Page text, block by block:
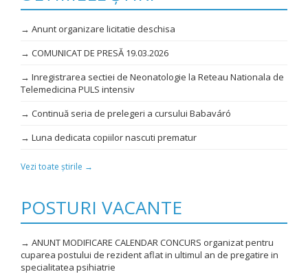
→ Anunt organizare licitatie deschisa
→ COMUNICAT DE PRESĂ 19.03.2026
→ Inregistrarea sectiei de Neonatologie la Reteau Nationala de
Telemedicina PULS intensiv
→ Continuă seria de prelegeri a cursului Babaváró
→ Luna dedicata copiilor nascuti prematur
Vezi toate știrile →
POSTURI VACANTE
→ ANUNT MODIFICARE CALENDAR CONCURS organizat pentru
cuparea postului de rezident aflat in ultimul an de pregatire in
specialitatea psihiatrie